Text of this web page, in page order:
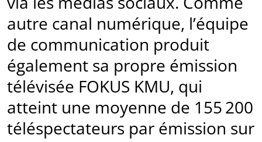
autre canal numérique, l’équipe
de communication produit
également sa propre émission
télévisée FOKUS KMU, qui
atteint une moyenne de 155 200
téléspectateurs par émission sur